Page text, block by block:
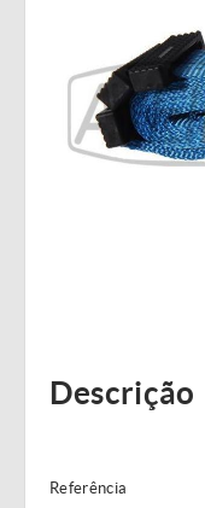
Descrição
Referência